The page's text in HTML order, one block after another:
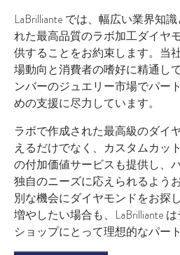
LaBrilliante では、幅広い業界知
れた最高品質のラボ加工ダイヤ
供することをお約束します。当
場動向と消費者の嗜好に精通し
ンバーのジュエリー市場でパー
めの支援に尽力しています。
ラボで作成された最高級のダイ
えるだけでなく、カスタムカッ
の付加価値サービスも提供し、
独自のニーズに応えられるよう
別な機会にダイヤモンドをお探
増やしたい場合も、LaBrilliante
ショップにとって理想的なパー